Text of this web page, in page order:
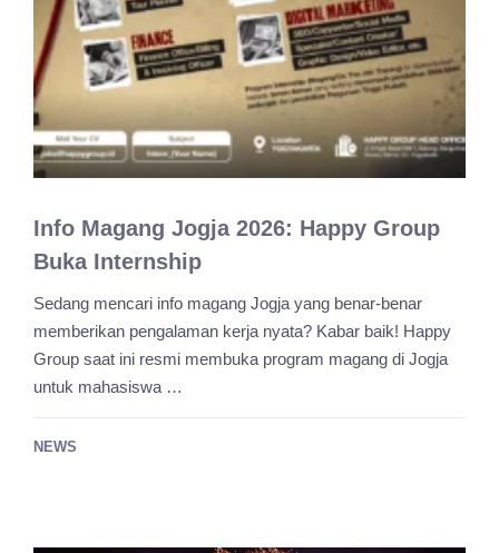
Info Magang Jogja 2026: Happy Group
Buka Internship
Sedang mencari info magang Jogja yang benar-benar
memberikan pengalaman kerja nyata? Kabar baik! Happy
Group saat ini resmi membuka program magang di Jogja
untuk mahasiswa …
NEWS